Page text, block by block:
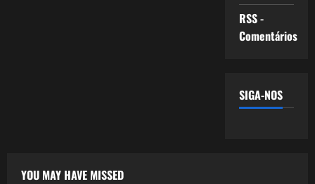
RSS -
Comentários
SIGA-NOS
YOU MAY HAVE MISSED